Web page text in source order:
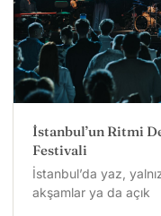
İstanbul’un Ritmi
Festivali
İstanbul’da yaz,
akşamlar ya da açık